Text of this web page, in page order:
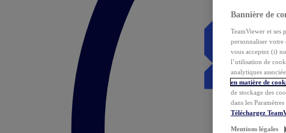
Bannière de
TeamViewer et ses
personnaliser votre
vous acceptez (i)
l’utilisation de
analytiques
en matière de
de stockage des
dans les Paramètres
Téléchargez
Mentions légales